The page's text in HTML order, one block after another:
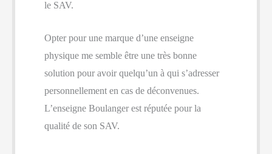
le SAV.
Opter pour une marque d’une enseigne
physique me semble être une très bonne
solution pour avoir quelqu’un à qui s’adresser
personnellement en cas de déconvenues.
L’enseigne Boulanger est réputée pour la
qualité de son SAV.